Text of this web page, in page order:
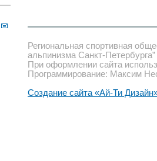
Региональная спортивная
альпинизма Санкт-Петербурга”
При оформлении сайта
Программирование: Максим
Создание сайта «Ай-Ти